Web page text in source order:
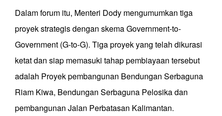
Dalam forum itu, Menteri Dody mengumumkan tiga
proyek strategis dengan skema Government-to-
Government (G-to-G). Tiga proyek yang telah dikurasi
ketat dan siap memasuki tahap pembiayaan tersebut
adalah Proyek pembangunan Bendungan Serbaguna
Riam Kiwa, Bendungan Serbaguna Pelosika dan
pembangunan Jalan Perbatasan Kalimantan.